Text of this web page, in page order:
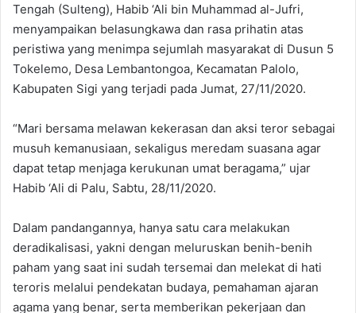
Tengah (Sulteng), Habib ‘Ali bin Muhammad al-Jufri,
menyampaikan belasungkawa dan rasa prihatin atas
peristiwa yang menimpa sejumlah masyarakat di Dusun 5
Tokelemo, Desa Lembantongoa, Kecamatan Palolo,
Kabupaten Sigi yang terjadi pada Jumat, 27/11/2020.
“Mari bersama melawan kekerasan dan aksi teror sebagai
musuh kemanusiaan, sekaligus meredam suasana agar
dapat tetap menjaga kerukunan umat beragama,” ujar
Habib ‘Ali di Palu, Sabtu, 28/11/2020.
Dalam pandangannya, hanya satu cara melakukan
deradikalisasi, yakni dengan meluruskan benih-benih
paham yang saat ini sudah tersemai dan melekat di hati
teroris melalui pendekatan budaya, pemahaman ajaran
agama yang benar, serta memberikan pekerjaan dan